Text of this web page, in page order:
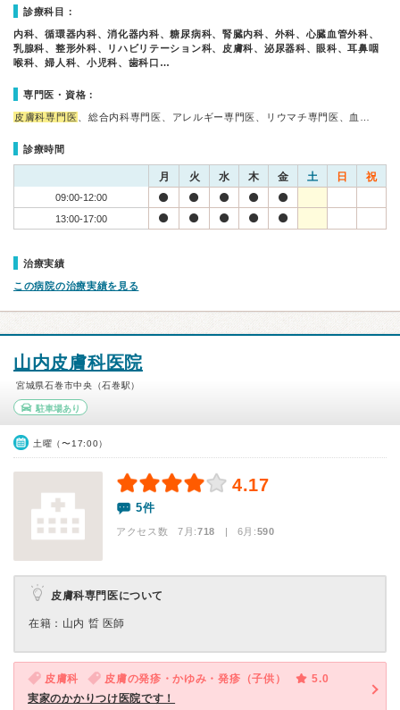
診療科目：
内科、循環器内科、消化器内科、糖尿病科、腎臓内科、外科、心臓血管外科、
乳腺科、整形外科、リハビリテーション科、皮膚科、泌尿器科、眼科、耳鼻咽
喉科、婦人科、小児科、歯科口…
専門医・資格：
皮膚科専門医 、総合内科専門医、アレルギー専門医、リウマチ専門医、血…
診療時間
月 火 水 木 金 土 日 祝
09:00-12:00
13:00-17:00
治療実績
この病院の治療実績を見る
山内皮膚科医院
宮城県石巻市中央（石巻駅）
駐車場あり
土曜（〜17:00）
4.17
5件
アクセス数 7月:718 | 6月:590
皮膚科専門医について
在籍：山内 晢 医師
皮膚科 皮膚の発疹・かゆみ・発疹（子供）
5.0
実家のかかりつけ医院です！